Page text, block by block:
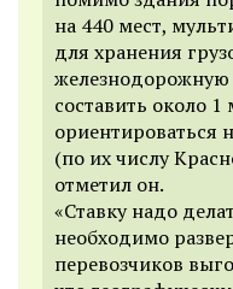
на 440 мест,
для хранения
составить около
ориентироваться
(по их числу
отметил он.
«Ставку надо
необходимо
перевозчиков